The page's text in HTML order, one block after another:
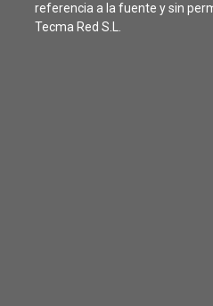
referencia a la fuente y sin
Tecma Red S.L.